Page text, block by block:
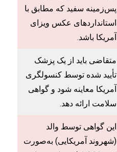
پس‌زمینه سفید که مطابق با
استانداردهای عکس ویزای
آمریکا باشد.
متقاضی باید از یک پزشک
تأیید شده توسط کنسولگری
آمریکا معاینه شود و گواهی
سلامت ارائه دهد.
این گواهی توسط والد
(شهروند آمریکایی) به‌صورت